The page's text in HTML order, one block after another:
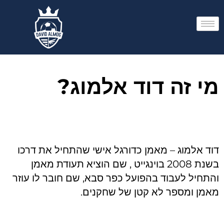
zoom_out זום (הקטנה)
add_circle_outline הגדלת גופן
spellcheck גופן קריא
brightness_high ניגודיות בהירה
brightness_low ניגודיות כהה
מי זה דוד אלמוג?
דוד אלמוג – מאמן כדורגל אישי שהתחיל את דרכו
בשנת 2008 בוינגייט , שם הוציא תעודת מאמן
והתחיל לעבוד בהפועל כפר סבא, שם חובר לו עוזר
מאמן ומספר לא קטן של שחקנים.